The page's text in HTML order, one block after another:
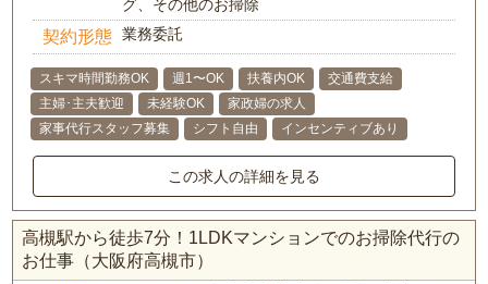
グ、その他のお掃除
契約形態 業務委託
スキマ時間勤務OK 週1〜OK 扶養内OK
交通費支給
主婦･主夫歓迎
未経験OK
家政婦の求人
家事代行スタッフ募集
シフト自由 インセンティブあり
この求人の詳細を見る
高槻駅から徒歩7分！1LDKマンションでのお掃除代行の
お仕事（大阪府高槻市）